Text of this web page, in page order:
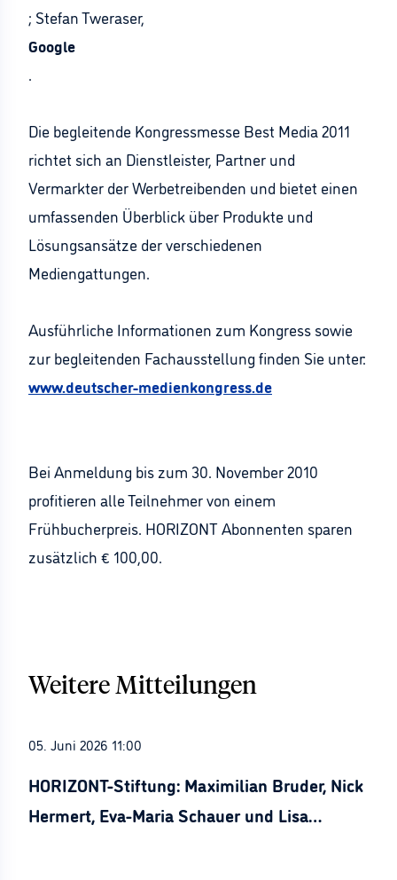
; Stefan Tweraser,
Google
.
Die begleitende Kongressmesse Best Media 2011
richtet sich an Dienstleister, Partner und
Vermarkter der Werbetreibenden und bietet einen
umfassenden Überblick über Produkte und
Lösungsansätze der verschiedenen
Mediengattungen.
Ausführliche Informationen zum Kongress sowie
zur begleitenden Fachausstellung finden Sie unter:
www.deutscher-medienkongress.de
Bei Anmeldung bis zum 30. November 2010
profitieren alle Teilnehmer von einem
Frühbucherpreis. HORIZONT Abonnenten sparen
zusätzlich € 100,00.
Weitere Mitteilungen
05. Juni 2026 11:00
HORIZONT-Stiftung: Maximilian Bruder, Nick
Hermert, Eva-Maria Schauer und Lisa